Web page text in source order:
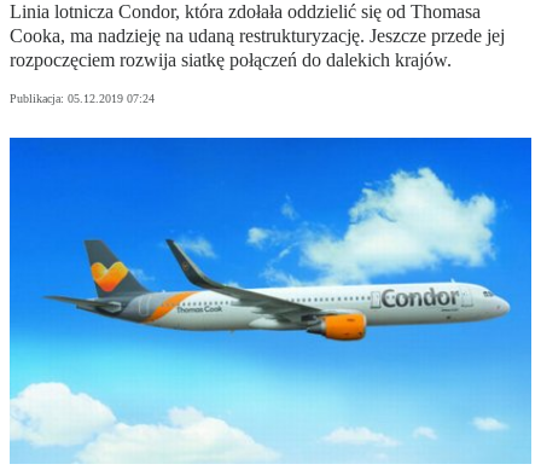
Linia lotnicza Condor, która zdołała oddzielić się od Thomasa
Cooka, ma nadzieję na udaną restrukturyzację. Jeszcze przede jej
rozpoczęciem rozwija siatkę połączeń do dalekich krajów.
Publikacja: 05.12.2019 07:24